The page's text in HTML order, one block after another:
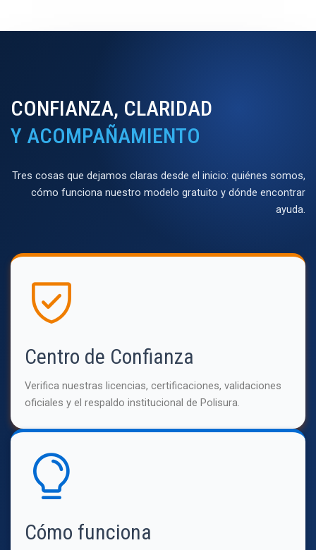
CONFIANZA, CLARIDAD
Y ACOMPAÑAMIENTO
Tres cosas que dejamos claras desde el inicio: quiénes somos,
cómo funciona nuestro modelo gratuito y dónde encontrar
ayuda.
Centro de Confianza
Verifica nuestras licencias, certificaciones, validaciones
oficiales y el respaldo institucional de Polisura.
Cómo funciona